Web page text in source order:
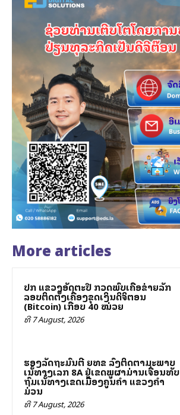
More articles
ປກສ ແຂວງອັດຕະປື ກວດພົບເຄືອຂ່າຍລັກ
ລອບຕິດຕັ້ງເຄື່ອງຂຸດເງິນດິຈິຕອນ
(Bitcoin) ເກືອບ 40 ໝ່ວຍ
ທີ 7 August, 2026
ຮອງລັດຖະມົນຕີ ຍທຂ ລົງຕິດຕາມສະພາບ
ເສັ້ນທາງເລກ 8A ຢູ່ເຂດພູຜາມ່ານເຈື່ອນທັບ
ຖົມເສັ້ນທາງເຂດເມືອງຄູນຄໍາ ແຂວງຄໍາ
ມ່ວນ
ທີ 7 August, 2026